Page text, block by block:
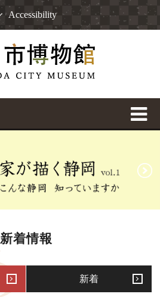
Accessibility
新着情報
新着